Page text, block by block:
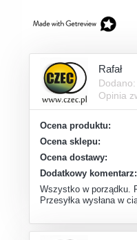
Rafał
Opinia
Ocena produktu:
Ocena sklepu:
Ocena dostawy:
Dodatkowy komentarz:
Wszystko w porządku.
Przesyłka wysłana w